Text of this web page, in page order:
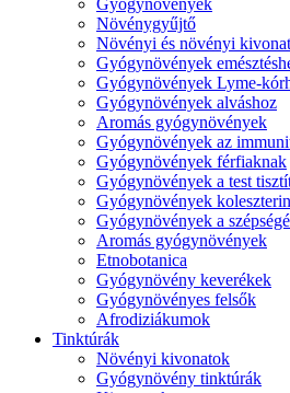
Gyógynövények
Növénygyűjtő
Növényi és növényi
Gyógynövények
Gyógynövények Lyme-
Gyógynövények alváshoz
Aromás gyógynövények
Gyógynövények az
Gyógynövények férfiaknak
Gyógynövények a test
Gyógynövények
Gyógynövények a
Aromás gyógynövények
Etnobotanica
Gyógynövény keverékek
Gyógynövényes felsők
Afrodiziákumok
Tinktúrák
Növényi kivonatok
Gyógynövény tinktúrák